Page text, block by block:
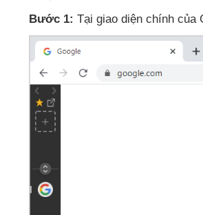
Bước 1: Tại giao diện chính của